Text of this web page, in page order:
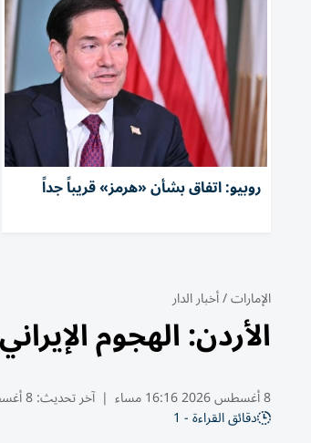
روبيو: اتفاق بشأن «هرمز» قريباً جداً
الإمارات/أخبار الدار
الأردن: الهجوم
8 أغسطس 2026 16:16 مساء | آخر تحديث:8 أغسطس 16:36 2026
دقائق القراءة - 1